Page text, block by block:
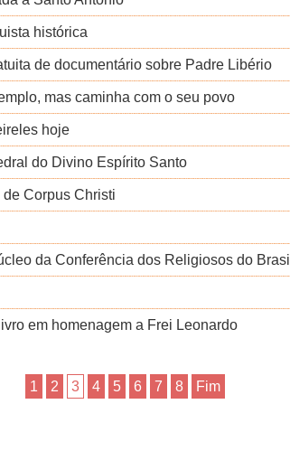
histórica
de documentário sobre Padre Libério
mas caminha com o seu povo
hoje
do Divino Espírito Santo
Corpus Christi
da Conferência dos Religiosos do Brasil
em homenagem a Frei Leonardo
1 2 3 4 5 6 7 8 Fim